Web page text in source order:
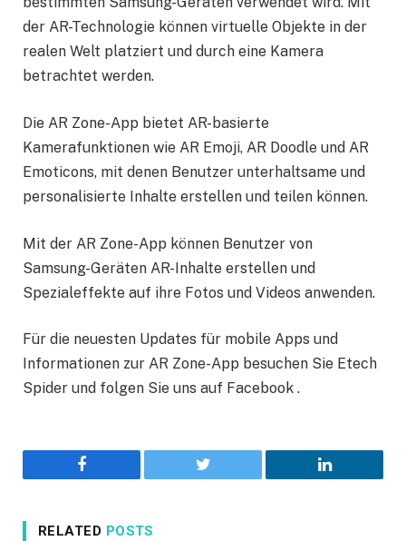
der AR-Technologie können virtuelle Objekte in der
realen Welt platziert und durch eine Kamera
betrachtet werden.
Die AR Zone-App bietet AR-basierte
Kamerafunktionen wie AR Emoji, AR Doodle und AR
Emoticons, mit denen Benutzer unterhaltsame und
personalisierte Inhalte erstellen und teilen können.
Mit der AR Zone-App können Benutzer von
Samsung-Geräten AR-Inhalte erstellen und
Spezialeffekte auf ihre Fotos und Videos anwenden.
Für die neuesten Updates für mobile Apps und
Informationen zur AR Zone-App besuchen Sie Etech
Spider und folgen Sie uns auf Facebook .
Facebook Twitter LinkedIn
RELATED POSTS